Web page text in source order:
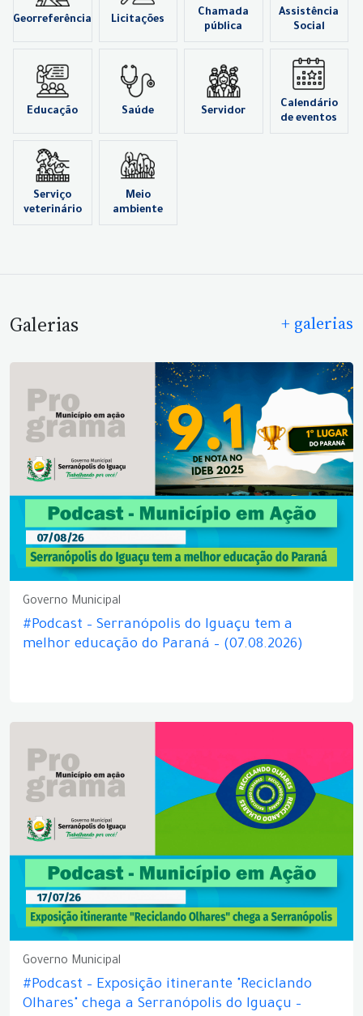
Georreferência Licitações
Chamada
pública
Assistência
Social
Educação Saúde Servidor
Calendário
de eventos
Serviço
veterinário
Meio
ambiente
Galerias + galerias
Governo Municipal
#Podcast – Serranópolis do Iguaçu tem a
melhor educação do Paraná – (07.08.2026)
Governo Municipal
#Podcast – Exposição itinerante "Reciclando
Olhares" chega a Serranópolis do Iguaçu –